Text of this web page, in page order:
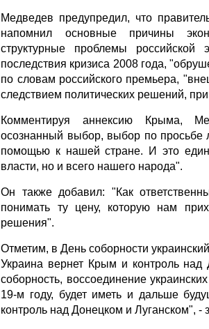
Медведев предупредил, что
напомнил основные причины
структурные проблемы российской
последствия кризиса 2008 года,
по словам российского премьера,
следствием политических решений,
Комментируя аннексию Крыма,
осознанный выбор, выбор по просьбе
помощью к нашей стране. И это
власти, но и всего нашего народа".
Он также добавил: "Как
понимать ту цену, которую нам
решения".
Отметим, в День соборности
Украина вернет Крым и контроль
соборность, воссоединение
19-м году, будет иметь и дальше
контроль над Донецком и Луганском", -